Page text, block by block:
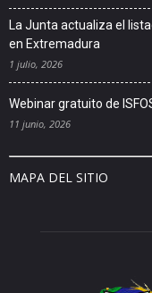
La Junta actualiza el
en Extremadura
1 julio, 2026
Webinar gratuito de
11 junio, 2026
MAPA DEL SITIO